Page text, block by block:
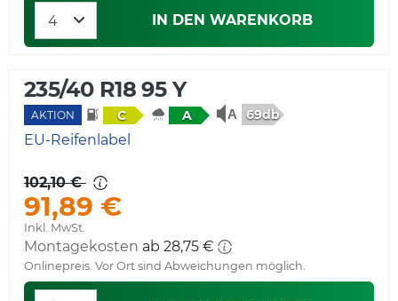
IN DEN WARENKORB
235/40 R18 95 Y
AKTION C A 69db
EU-Reifenlabel
102,10 €
91,89 €
Inkl. MwSt.
Montagekosten ab 28,75 €
Onlinepreis. Vor Ort sind Abweichungen möglich.